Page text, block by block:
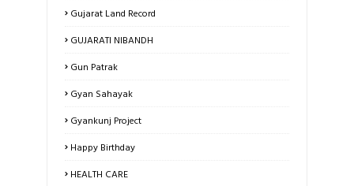
Gujarat Land Record
GUJARATI NIBANDH
Gun Patrak
Gyan Sahayak
Gyankunj Project
Happy Birthday
HEALTH CARE